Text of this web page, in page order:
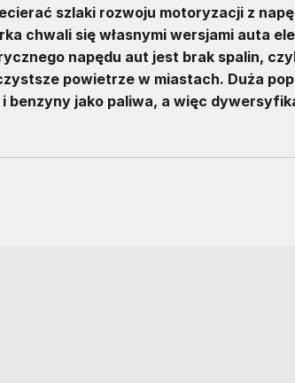
szlaki rozwoju motoryzacji z
chwali się własnymi wersjami auta
napędu aut jest brak spalin,
powietrze w miastach. Duża
benzyny jako paliwa, a więc